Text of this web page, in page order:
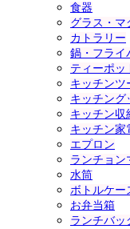
食器
グラス・マ
カトラリー
鍋・フライ
ティーポッ
キッチンツ
キッチング
キッチン収
キッチン家
エプロン
ランチョン
水筒
ボトルケー
お弁当箱
ランチバッ